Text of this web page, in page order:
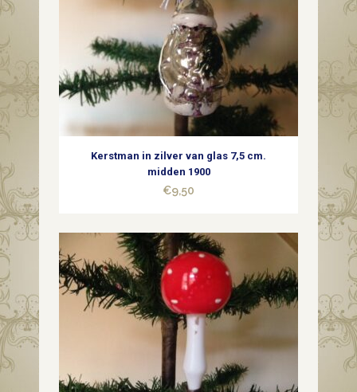
zilver
wit
chenille
Kerstman in zilver van glas 7,5 cm.
midden 1900
€9,50